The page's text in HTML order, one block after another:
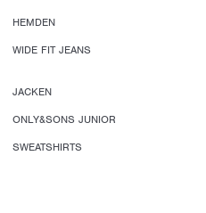
HEMDEN
WIDE FIT JEANS
JACKEN
ONLY&SONS JUNIOR
SWEATSHIRTS